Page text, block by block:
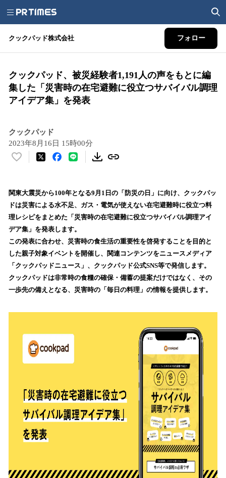
クックパッド株式会社 フォロー
クックパッド、被災経験者1,191人の声をもとに編
集した「災害時の在宅避難に役立つサバイバル調理
アイデア集」を発表
クックパッド
2023年8月16日 15時00分
い
！
数
を
読
込
み
中
で
す
関東大震災から100年となる9月1日の「防災の日」に向け、クックパッ
ドは災害による水不足、ガス・電気が使えない在宅避難時に役立つ料
理レシピをまとめた「災害時の在宅避難に役立つサバイバル調理アイ
デア集」を発表します。
この発表に合わせ、災害時の食生活の重要性を啓発することを目的と
した親子対象イベントを開催し、関連コンテンツをニュースメディア
「クックパッドニュース」、クックパッド公式SNS等で発信します。
クックパッドは非常時の食糧の確保・備蓄の提案だけではなく、その
一歩先の備えとなる、災害時の「毎日の料理」の情報を提供します。